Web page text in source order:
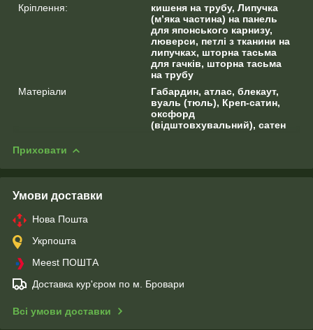
Кріплення:
кишеня на трубу, Липучка
(м’яка частина) на панель
для японського карнизу,
люверси, петлі з тканини на
липучках, шторна тасьма
для гачків, шторна тасьма
на трубу
Матеріали
Габардин, атлас, блекаут,
вуаль (тюль), Креп-сатин,
оксфорд
(відштовхувальний), сатен
Приховати
Умови доставки
Нова Пошта
Укрпошта
Meest ПОШТА
Доставка кур'єром по м. Бровари
Всі умови доставки